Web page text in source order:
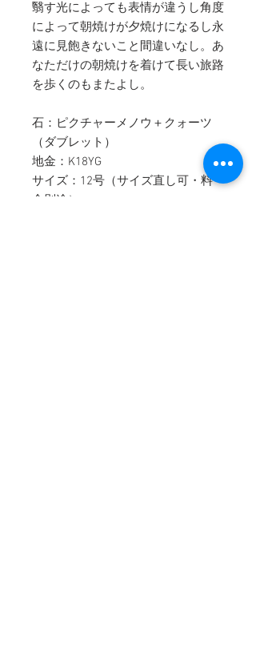
翳す光によっても表情が違うし角度
によって朝焼けが夕焼けになるし永
遠に見飽きないこと間違いなし。あ
なただけの朝焼けを着けて長い旅路
を歩くのもまたよし。
石：ピクチャーメノウ＋クォーツ
（ダブレット）
地金：K18YG
サイズ：12号（サイズ直し可・料
金別途）